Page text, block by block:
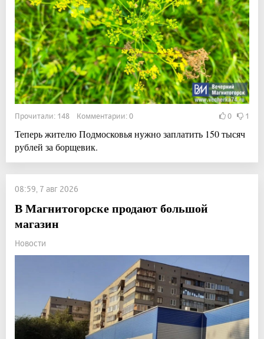
Прочитали: 148 Комментарии: 0 0 1
Теперь жителю Подмосковья нужно заплатить 150 тысяч
рублей за борщевик.
08:59, 7 авг 2026
В Магнитогорске продают большой
магазин
Новости